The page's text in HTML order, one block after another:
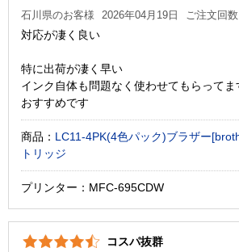
石川県のお客様 2026年04月19日 ご注文回
対応が凄く良い
特に出荷が凄く早い
インク自体も問題なく使わせてもらってま
おすすめです
商品： LC11-4PK(4色パック)ブラザー
トリッジ
プリンター：MFC-695CDW
コスパ抜群